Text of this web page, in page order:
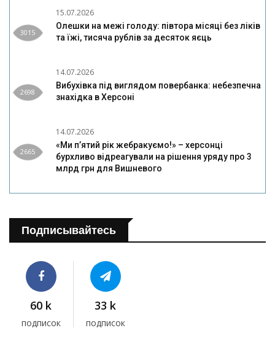
3015
15.07.2026
Олешки на межі голоду: півтора місяці без ліків
та їжі, тисяча рублів за десяток яєць
2698
14.07.2026
Вибухівка під виглядом повербанка: небезпечна
знахідка в Херсоні
2665
14.07.2026
«Ми п’ятий рік жебракуємо!» – херсонці
бурхливо відреагували на рішення уряду про 3
млрд грн для Вишневого
Подписывайтесь
60 k
подписок
33 k
подписок